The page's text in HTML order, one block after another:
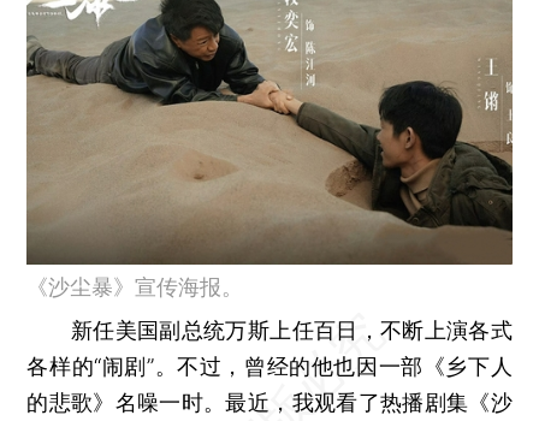
《沙尘暴》宣传海报。
新任美国副总统万斯上任百日，不断上演各式
各样的“闹剧”。不过，曾经的他也因一部《乡下人
的悲歌》名噪一时。最近，我观看了热播剧集《沙